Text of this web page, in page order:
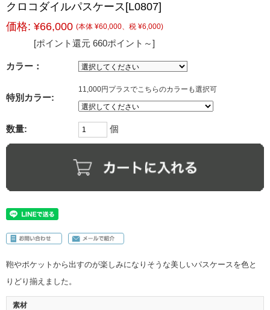
クロコダイルパスケース[L0807]
価格: ¥66,000 (本体 ¥60,000、税 ¥6,000)
[ポイント還元 660ポイント～]
カラー：
特別カラー:
11,000円プラスでこちらのカラーも選択可
数量: 個
鞄やポケットから出すのが楽しみになりそうな美しいパスケースを色と
りどり揃えました。
素材